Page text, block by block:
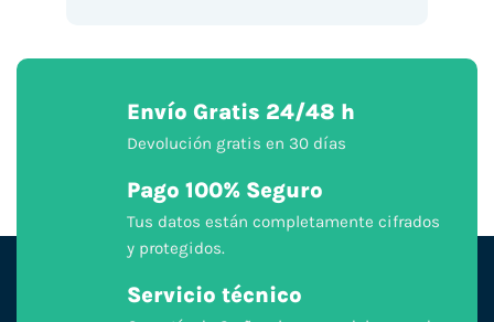
Envío Gratis 24/48 h
Devolución gratis en 30 días
Pago 100% Seguro
Tus datos están completamente cifrados
y protegidos.
Servicio técnico